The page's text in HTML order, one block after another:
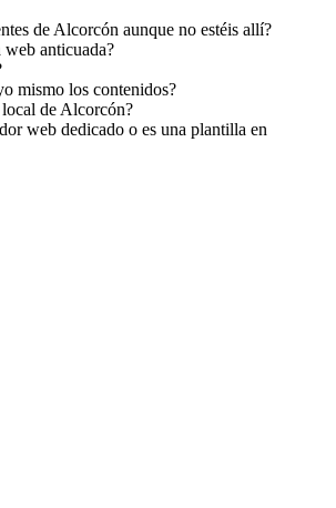
de Alcorcón aunque no estéis allí?
anticuada?
mismo los contenidos?
de Alcorcón?
web dedicado o es una plantilla en